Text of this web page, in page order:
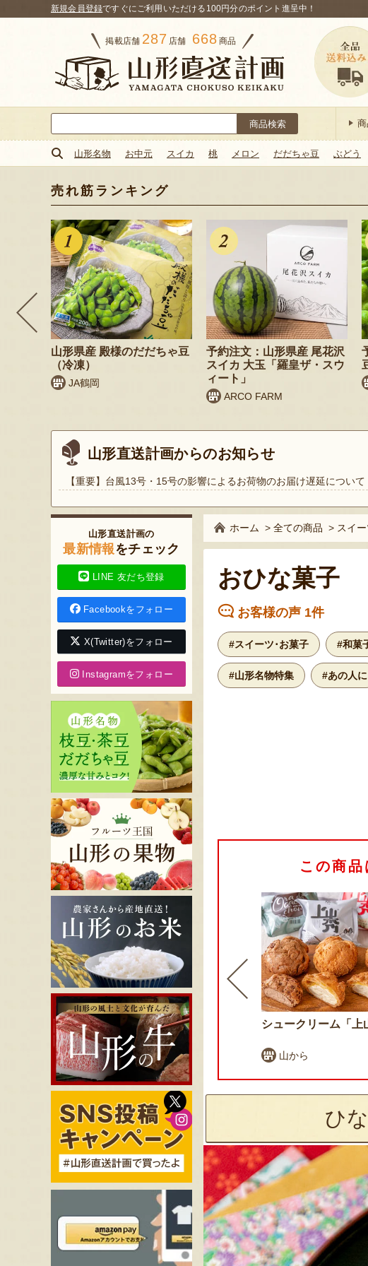
新規会員登録ですぐにご利用いただける100円分のポイント進呈中！
掲載店舗 287 店舗 668 商品
索:
山形名物 お中元 スイカ 桃 メロン だだちゃ豆 ぶどう
売れ筋ランキング
山形県産 殿様のだだちゃ豆
（冷凍）
JA鶴岡
予約注文：山形県産 尾花沢
スイカ 大玉「羅皇ザ・スウ
ィート」
ARCO FARM
山形直送計画からのお知らせ
【重要】台風13号・15号の影響によるお荷物のお届け遅延について
ホーム > 全ての商品 > スイ
おひな菓子
お客様の声 1件
#スイーツ･お菓子 #和菓
#山形名物特集 #あの人に
この商
富貴豆
老舗 長榮堂
シュークリーム「上
山から
ひ
山形直送計画の
最新情報をチェック
LINE 友だち登録
Facebookをフォロー
X(Twitter)をフォロー
Instagramをフォロー